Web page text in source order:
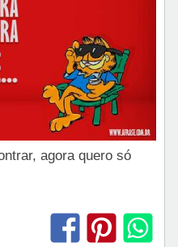
agora quero só